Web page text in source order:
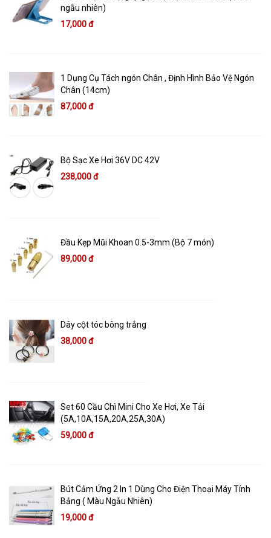
ngẫu nhiên)
17,000 đ
1 Dụng Cụ Tách ngón Chân , Định Hình Bảo Vệ Ngón
Chân (14cm)
87,000 đ
Bộ Sạc Xe Hơi 36V DC 42V
238,000 đ
Đầu Kẹp Mũi Khoan 0.5-3mm (Bộ 7 món)
89,000 đ
Dây cột tóc bông trắng
38,000 đ
Set 60 Cầu Chì Mini Cho Xe Hơi, Xe Tải
(5A,10A,15A,20A,25A,30A)
59,000 đ
Bút Cảm Ứng 2 In 1 Dùng Cho Điện Thoại Máy Tính
Bảng ( Màu Ngẫu Nhiên)
19,000 đ